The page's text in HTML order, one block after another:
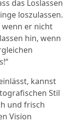
das Loslassen
loszulassen.
wenn er nicht
hin, wenn
kannst
Stil
und frisch
Vision